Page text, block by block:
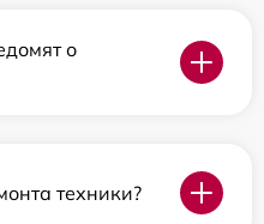
о
техники?